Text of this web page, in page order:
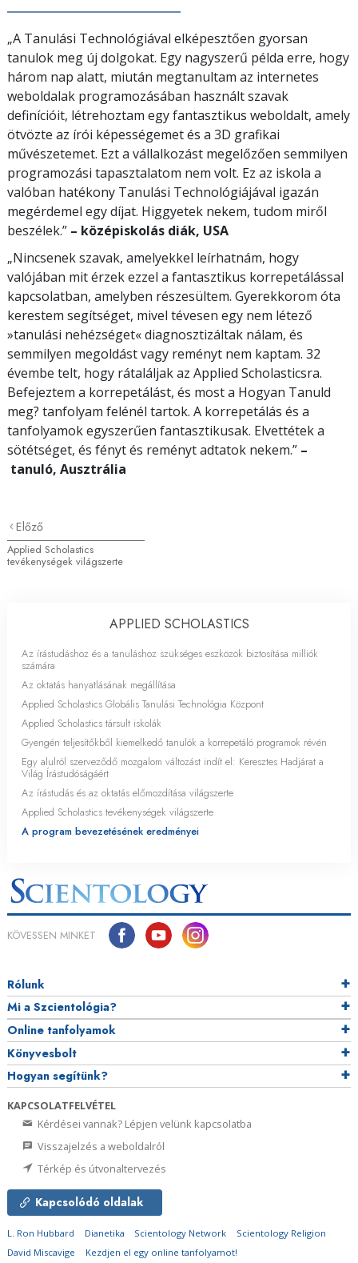
„A Tanulási Technológiával elképesztően gyorsan
tanulok meg új dolgokat. Egy nagyszerű példa erre, hogy
három nap alatt, miután megtanultam az internetes
weboldalak programozásában használt szavak
definícióit, létrehoztam egy fantasztikus weboldalt, amely
ötvözte az írói képességemet és a 3D grafikai
művészetemet. Ezt a vállalkozást megelőzően semmilyen
programozási tapasztalatom nem volt. Ez az iskola a
valóban hatékony Tanulási Technológiájával igazán
megérdemel egy díjat. Higgyetek nekem, tudom miről
beszélek.” – középiskolás diák, USA
„Nincsenek szavak, amelyekkel leírhatnám, hogy
valójában mit érzek ezzel a fantasztikus korrepetálással
kapcsolatban, amelyben részesültem. Gyerekkorom óta
kerestem segítséget, mivel tévesen egy nem létező
»tanulási nehézséget« diagnosztizáltak nálam, és
semmilyen megoldást vagy reményt nem kaptam. 32
évembe telt, hogy rátaláljak az Applied Scholasticsra.
Befejeztem a korrepetálást, és most a Hogyan Tanuld
meg? tanfolyam felénél tartok. A korrepetálás és a
tanfolyamok egyszerűen fantasztikusak. Elvettétek a
sötétséget, és fényt és reményt adtatok nekem.” –
tanuló, Ausztrália
Előző
Applied Scholastics
tevékenységek világszerte
APPLIED SCHOLASTICS
Az írástudáshoz és a tanuláshoz szükséges eszközök biztosítása milliók
számára
Az oktatás hanyatlásának megállítása
Applied Scholastics Globális Tanulási Technológia Központ
Applied Scholastics társult iskolák
Gyengén teljesítőkből kiemelkedő tanulók a korrepetáló programok révén
Egy alulról szerveződő mozgalom változást indít el: Keresztes Hadjárat a
Világ Írástudóságáért
Az írástudás és az oktatás előmozdítása világszerte
Applied Scholastics tevékenységek világszerte
A program bevezetésének eredményei
KÖVESSEN MINKET
Rólunk
Mi a Szcientológia?
Online tanfolyamok
Könyvesbolt
Hogyan segítünk?
KAPCSOLATFELVÉTEL
Kérdései vannak? Lépjen velünk kapcsolatba
Visszajelzés a weboldalról
Térkép és útvonaltervezés
Kapcsolódó oldalak
L. Ron Hubbard Dianetika Scientology Network
Scientology Religion
David Miscavige
Kezdjen el egy online tanfolyamot!